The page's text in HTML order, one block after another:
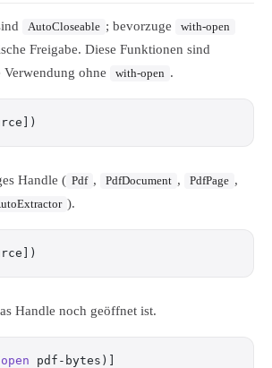
AutoCloseable ; bevorzuge with-open
Freigabe. Diese Funktionen sind
ohne
with-open .
Handle ( Pdf , PdfDocument , PdfPage ,
).
Handle noch geöffnet ist.
pdf-bytes)]